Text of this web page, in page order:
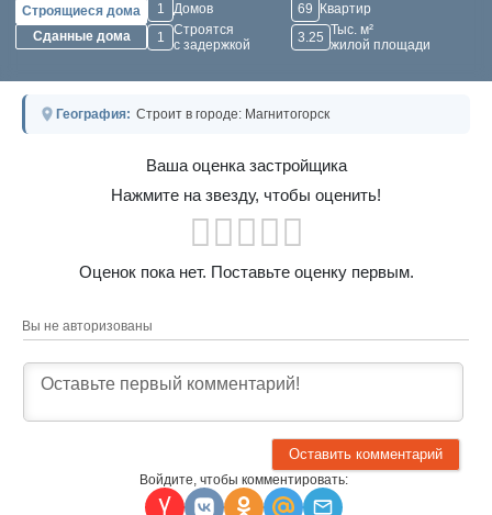
Строящиеся дома
Сданные дома
1
Домов
1
Строятся
с задержкой
69
Квартир
3.25 Тыс. м²
жилой площади
География: Строит в городе: Магнитогорск
Ваша оценка застройщика
Нажмите на звезду, чтобы оценить!
Оценок пока нет. Поставьте оценку первым.
Вы не авторизованы
Войдите, чтобы комментировать: